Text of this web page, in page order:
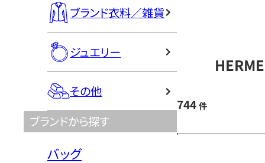
ブランド衣料／雑貨
ジュエリー
その他
ブランドから探す
バッグ
744 件